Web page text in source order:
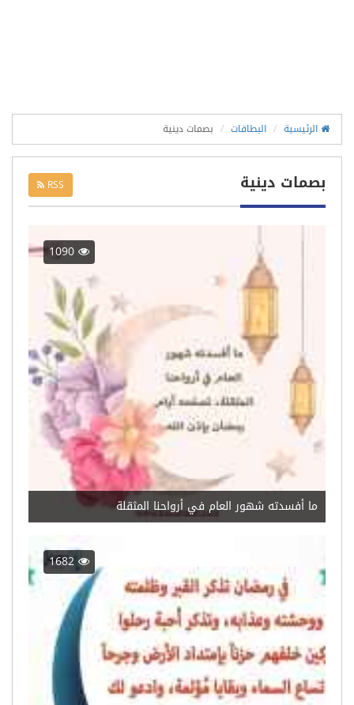
الرئيسية البطاقات بصمات دينية
RSS بصمات دينية
1090
ما أفسدته شهور العام في أرواحنا المثقلة
1682